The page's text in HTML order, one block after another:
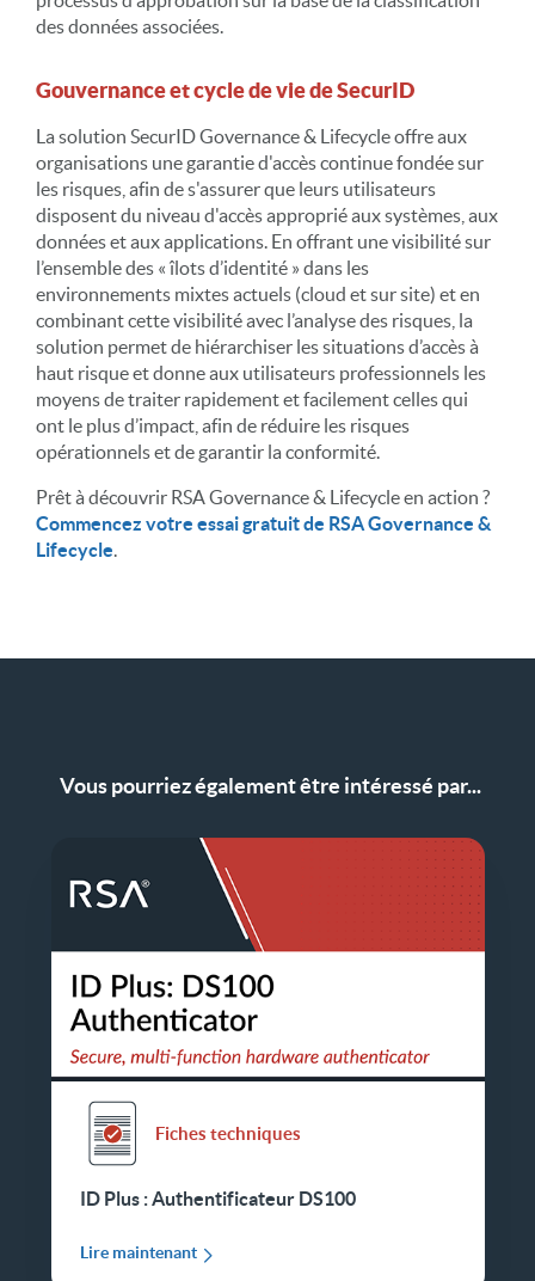
des données associées.
Gouvernance et cycle de vie de SecurID
La solution SecurID Governance & Lifecycle offre aux
organisations une garantie d'accès continue fondée sur
les risques, afin de s'assurer que leurs utilisateurs
disposent du niveau d'accès approprié aux systèmes, aux
données et aux applications. En offrant une visibilité sur
l’ensemble des « îlots d’identité » dans les
environnements mixtes actuels (cloud et sur site) et en
combinant cette visibilité avec l’analyse des risques, la
solution permet de hiérarchiser les situations d’accès à
haut risque et donne aux utilisateurs professionnels les
moyens de traiter rapidement et facilement celles qui
ont le plus d’impact, afin de réduire les risques
opérationnels et de garantir la conformité.
Prêt à découvrir RSA Governance & Lifecycle en action ?
Commencez votre essai gratuit de RSA Governance &
Lifecycle.
Vous pourriez également être intéressé par...
Fiches techniques
ID Plus : Authentificateur DS100
Lire maintenant